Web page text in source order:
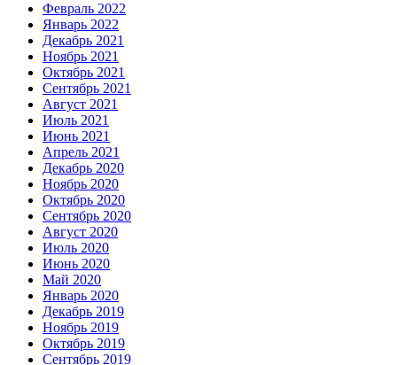
Февраль 2022
Январь 2022
Декабрь 2021
Ноябрь 2021
Октябрь 2021
Сентябрь 2021
Август 2021
Июль 2021
Июнь 2021
Апрель 2021
Декабрь 2020
Ноябрь 2020
Октябрь 2020
Сентябрь 2020
Август 2020
Июль 2020
Июнь 2020
Май 2020
Январь 2020
Декабрь 2019
Ноябрь 2019
Октябрь 2019
Сентябрь 2019